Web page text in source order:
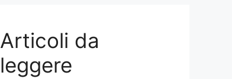
Articoli da
leggere